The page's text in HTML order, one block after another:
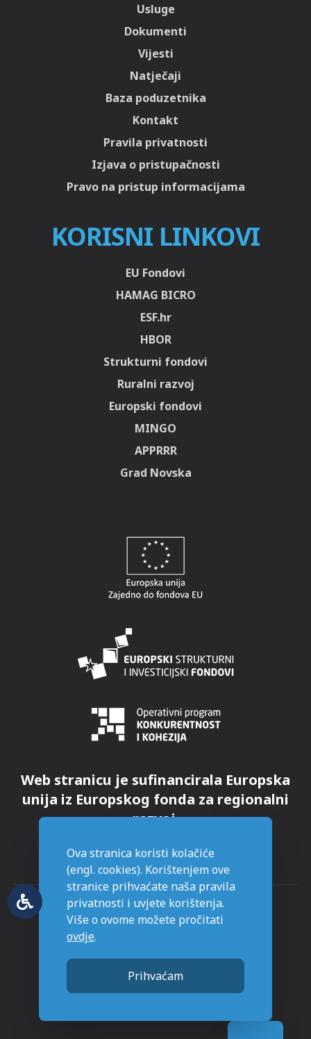
Usluge
Dokumenti
Vijesti
Natječaji
Baza poduzetnika
Kontakt
Pravila privatnosti
Izjava o pristupačnosti
Pravo na pristup informacijama
KORISNI LINKOVI
EU Fondovi
HAMAG BICRO
ESF.hr
HBOR
Strukturni fondovi
Ruralni razvoj
Europski fondovi
MINGO
APPRRR
Grad Novska
Web stranicu je sufinancirala Europska
unija iz Europskog fonda za regionalni
razvoj.
Stranice napravljene sa
Ova stranica koristi kolačiće
(engl. cookies). Korištenjem ove
stranice prihvaćate naša pravila
privatnosti i uvjete korištenja.
Više o ovome možete pročitati
ovdje.
Prihvaćam